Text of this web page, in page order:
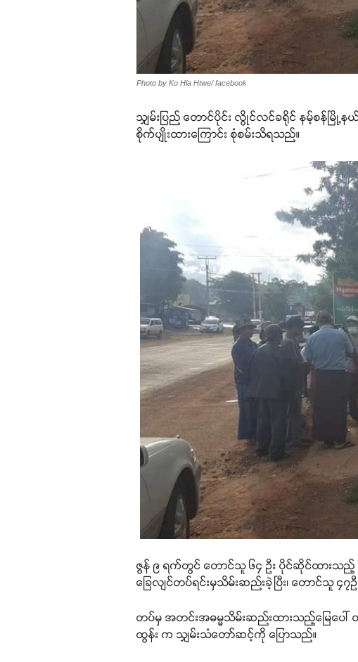
Photo by Ko Hla Htwe/ facebook
သျှမ်းပြည် တောင်ပိုင်း လွိုင်လင်ခရိုင် နမ့်စန်မြို့န
စိုက်ပျိုးထားကြောင်း စုံစမ်းသိရသည်။
ဇွန် ၉ ရက်တွင် တောင်သူ ၆၄ ဦး ပိုင်ဆိုင်ထားသည့်
ခြေလျင်တပ်ရင်းမှသိမ်းဆည်းခဲ့ပြီး၊ တောင်သူ
တပ်မှ အတင်းအဓမ္မသိမ်းဆည်းထားသည့်မြေပေါ် တွ
ထွန်း က သျှမ်းသံတော်ဆင့်ကို ပြောသည်။